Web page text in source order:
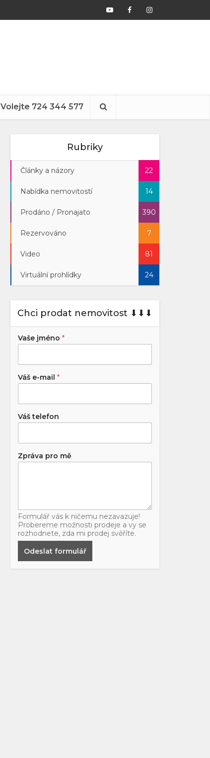
Volejte 724 344 577
Rubriky
Články a názory 22
Nabídka nemovitostí 14
Prodáno / Pronajato 390
Rezervováno 7
Video 81
Virtuální prohlídky 24
Chci prodat nemovitost ⬇︎⬇︎⬇︎
Vaše jméno *
Váš e-mail *
Váš telefon
Zpráva pro mě
Formulář vás k ničemu nezavazuje!
Probereme možnosti prodeje a vy se
rozhodnete, zda mi prodej svěříte.
Odeslat formulář